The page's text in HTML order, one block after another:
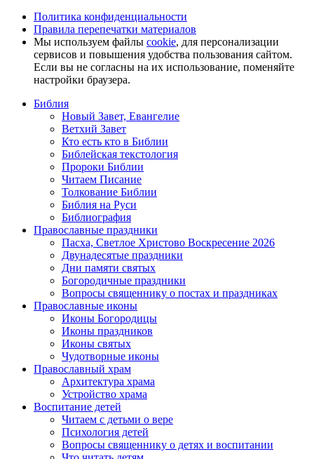
Политика конфиденциальности
Правила перепечатки материалов
Мы используем файлы cookie, для персонализации
сервисов и повышения удобства пользования сайтом.
Если вы не согласны на их использование, поменяйте
настройки браузера.
Библия
Новый Завет, Евангелие
Ветхий Завет
Кто есть кто в Библии
Библейская текстология
Пророки Библии
Читаем Писание
Толкование Библии
Библия на Руси
Библиография
Православные праздники
Пасха, Светлое Христово Воскресение 2026
Двунадесятые праздники
Дни памяти святых
Богородичные праздники
Вопросы священнику о постах и праздниках
Православные иконы
Иконы Богородицы
Иконы праздников
Иконы святых
Чудотворные иконы
Православный храм
Архитектура храма
Устройство храма
Воспитание детей
Читаем с детьми о вере
Психология детей
Вопросы священнику о детях и воспитании